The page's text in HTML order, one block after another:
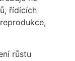
řídících
růstu